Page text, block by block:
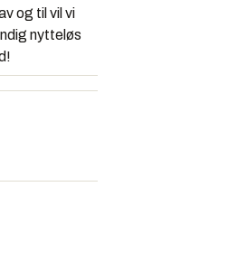
og til vil vi
nytteløs